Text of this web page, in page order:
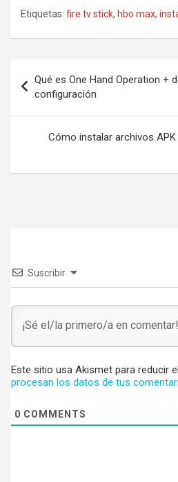
Etiquetas: fire tv stick, hbo max,
de
entradas
Qué es One Hand Operation +
configuración
Cómo instalar archivos APK
Suscribir
Este sitio usa Akismet para reducir
procesan los datos de tus
0 COMMENTS